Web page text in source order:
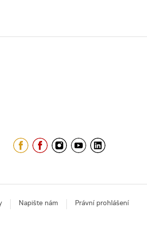
Napište nám Právní prohlášení